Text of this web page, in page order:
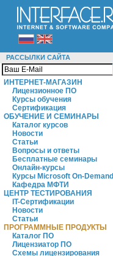
РАССЫЛКИ САЙТА
ИНТЕРНЕТ-МАГАЗИН
Лицензионное ПО
Курсы обучения
Сертификация
ОБУЧЕНИЕ И СЕМИНАРЫ
Каталог курсов
Новости
Статьи
Вопросы и ответы
Бесплатные семинары
Онлайн-курсы
Курсы Microsoft On-Demand
Кафедра МФТИ
ЦЕНТР ТЕСТИРОВАНИЯ
IT-Сертификации
Новости
Статьи
ПРОГРАММНЫЕ ПРОДУКТЫ
Каталог ПО
Лицензиатор ПО
Схемы лицензирования